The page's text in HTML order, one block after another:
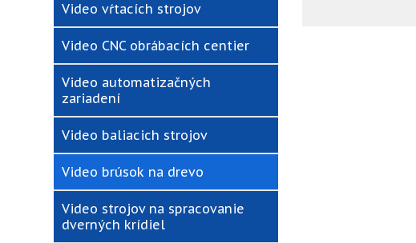
Video vŕtacích strojov
Video CNC obrábacích centier
Video automatizačných
zariadení
Video baliacich strojov
Video brúsok na drevo
Video strojov na spracovanie
dverných krídiel